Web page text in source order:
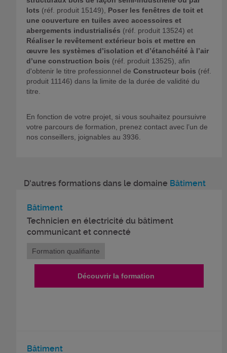
lots (réf. produit 15149), Poser les fenêtres de toit et
une couverture en tuiles avec accessoires et
abergements industrialisés (réf. produit 13524) et
Réaliser le revêtement extérieur bois et mettre en
œuvre les systèmes d’isolation et d’étanchéité à l’air
d’une construction bois (réf. produit 13525), afin
d'obtenir le titre professionnel de Constructeur bois (réf.
produit 11146) dans la limite de la durée de validité du
titre.
En fonction de votre projet, si vous souhaitez poursuivre
votre parcours de formation, prenez contact avec l’un de
nos conseillers, joignables au 3936.
D'autres formations dans le domaine Bâtiment
Bâtiment
Technicien en électricité du bâtiment
communicant et connecté
Formation qualifiante
Découvrir la formation
Bâtiment